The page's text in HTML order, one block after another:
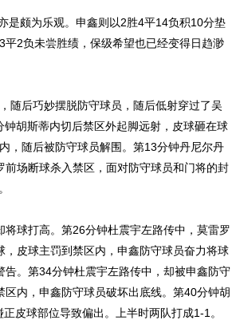
颇为乐观。申鑫则以2胜4平14负积10分垫
2负未尝胜绩，保级希望也已经变得日趋渺
后巧妙摆脱防守球员，随后低射穿过了吴
胡斯蒂内切后禁区外起脚远射，皮球砸在球
，随后被防守球员解围。第13分钟丹尼尔丹
场断球杀入禁区，面对防守球员和门将的封
球打高。第26分钟杜震宇左路传中，莫雷罗
皮球主罚到禁区内，申鑫防守球员奋力将球
。第34分钟杜震宇左路传中，却被申鑫防守
内，申鑫防守球员破坏出底线。第40分钟胡
皮球部位导致偏出。上半时两队打成1-1。